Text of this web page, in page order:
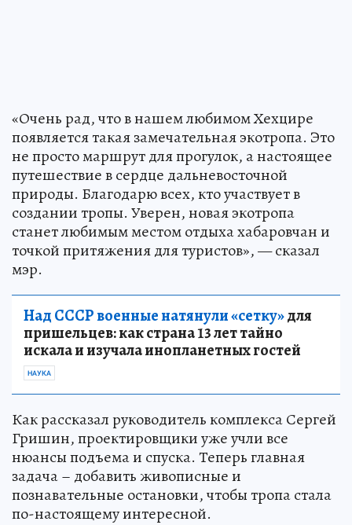
«Очень рад, что в нашем любимом Хехцире
появляется такая замечательная экотропа. Это
не просто маршрут для прогулок, а настоящее
путешествие в сердце дальневосточной
природы. Благодарю всех, кто участвует в
создании тропы. Уверен, новая экотропа
станет любимым местом отдыха хабаровчан и
точкой притяжения для туристов», — сказал
мэр.
Над СССР военные натянули «сетку»для
пришельцев: как страна 13 лет тайно
искала и изучала инопланетных гостей
НАУКА
Как рассказал руководитель комплекса Сергей
Гришин, проектировщики уже учли все
нюансы подъема и спуска. Теперь главная
задача – добавить живописные и
познавательные остановки, чтобы тропа стала
по-настоящему интересной.